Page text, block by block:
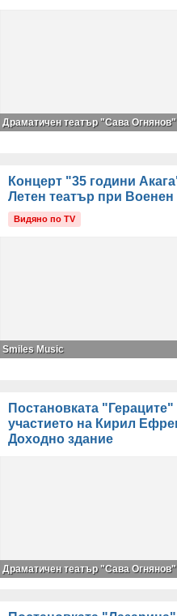
Драматичен театър "Сава Огнянов"
Концерт "35 години
Летен театър при Военен
Видяно по TV
Smiles Music
Постановката
участието на Кирил
Доходно здание
Драматичен театър "Сава Огнянов"